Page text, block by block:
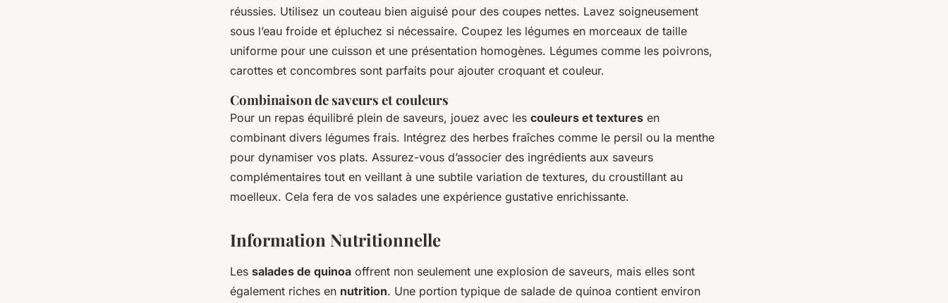
réussies. Utilisez un couteau bien aiguisé pour des coupes nettes. Lavez soigneusement
sous l’eau froide et épluchez si nécessaire. Coupez les légumes en morceaux de taille
uniforme pour une cuisson et une présentation homogènes. Légumes comme les poivrons,
carottes et concombres sont parfaits pour ajouter croquant et couleur.
Combinaison de saveurs et couleurs
Pour un repas équilibré plein de saveurs, jouez avec les couleurs et textures en
combinant divers légumes frais. Intégrez des herbes fraîches comme le persil ou la menthe
pour dynamiser vos plats. Assurez-vous d’associer des ingrédients aux saveurs
complémentaires tout en veillant à une subtile variation de textures, du croustillant au
moelleux. Cela fera de vos salades une expérience gustative enrichissante.
Information Nutritionnelle
Les salades de quinoa offrent non seulement une explosion de saveurs, mais elles sont
également riches en nutrition. Une portion typique de salade de quinoa contient environ